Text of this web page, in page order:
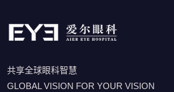
共享全球眼科智慧
GLOBAL VISION FOR YOUR VISION